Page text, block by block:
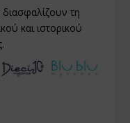
διασφαλίζουν τη
και ιστορικού